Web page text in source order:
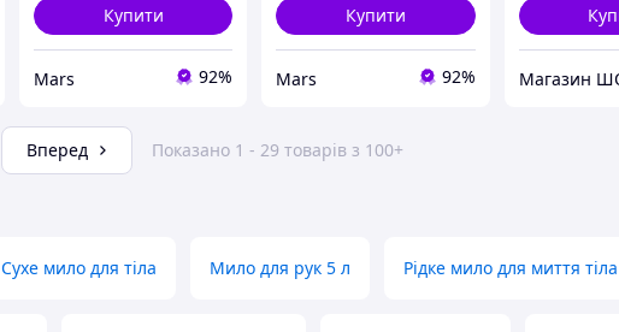
Купити
Mars 92%
Купити
Mars 92% Магазин
Вперед Показано 1 - 29 товарів з 100+
Сухе мило для тіла Мило для рук 5 л Рідке мило для миття тіла